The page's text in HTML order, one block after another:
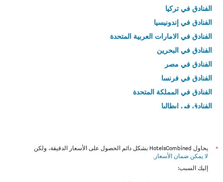
الفنادق في تركيا
الفنادق في إندونيسيا
الفنادق في الامارات العربية المتحدة
الفنادق في البحرين
الفنادق في مصر
الفنادق في فرنسا
الفنادق في المملكة المتحدة
الفنادق في إيطاليا
*
يحاول HotelsCombined بشكل دائم الحصول على الأسعار الدقيقة، ولكن
لا يمكن ضمان الأسعار .
إليك السبب: